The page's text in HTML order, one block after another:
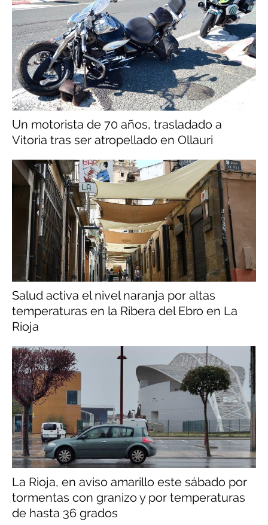
Un motorista de 70 años, trasladado a
Vitoria tras ser atropellado en Ollauri
Salud activa el nivel naranja por altas
temperaturas en la Ribera del Ebro en La
Rioja
La Rioja, en aviso amarillo este sábado por
tormentas con granizo y por temperaturas
de hasta 36 grados